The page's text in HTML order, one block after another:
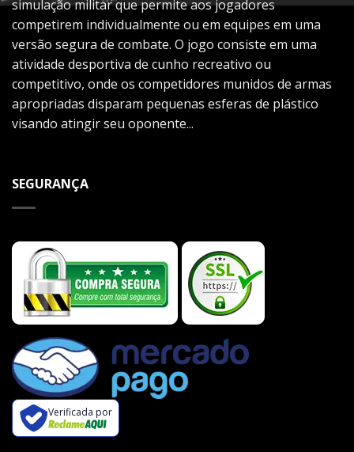
simulação militar que permite aos jogadores
competirem individualmente ou em equipes em uma
versão segura de combate. O jogo consiste em uma
atividade desportiva de cunho recreativo ou
competitivo, onde os competidores munidos de armas
apropriadas disparam pequenas esferas de plástico
visando atingir seu oponente...
SEGURANÇA
Verificada por